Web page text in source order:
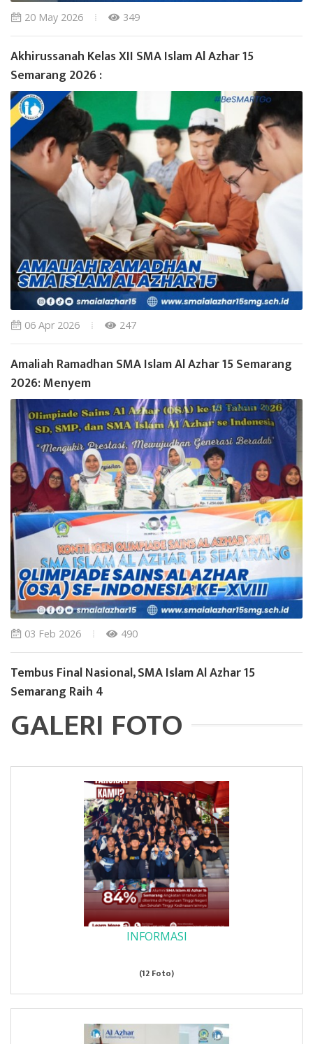
20 May 2026 349
Akhirussanah Kelas XII SMA Islam Al Azhar 15
Semarang 2026 :
06 Apr 2026 247
Amaliah Ramadhan SMA Islam Al Azhar 15 Semarang
2026: Menyem
03 Feb 2026 490
Tembus Final Nasional, SMA Islam Al Azhar 15
Semarang Raih 4
GALERI FOTO
INFORMASI
(12 Foto)